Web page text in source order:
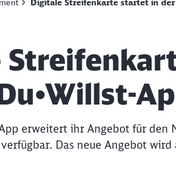
den
Teams. „Das
oder
Donauwald
„Ticketkauf
Digitale Streifenkarte startet in der
erweitert ihr Angebot für
Das neue Angebot